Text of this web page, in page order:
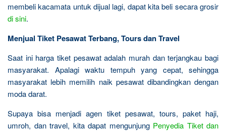
membeli kacamata untuk dijual lagi, dapat kita beli secara grosir
di sini.
Menjual Tiket Pesawat Terbang, Tours dan Travel
Saat ini harga tiket pesawat adalah murah dan terjangkau bagi
masyarakat. Apalagi waktu tempuh yang cepat, sehingga
masyarakat lebih memilih naik pesawat dibandingkan dengan
moda darat.
Supaya bisa menjadi agen tiket pesawat, tours, paket haji,
umroh, dan travel, kita dapat mengunjung Penyedia Tiket dan